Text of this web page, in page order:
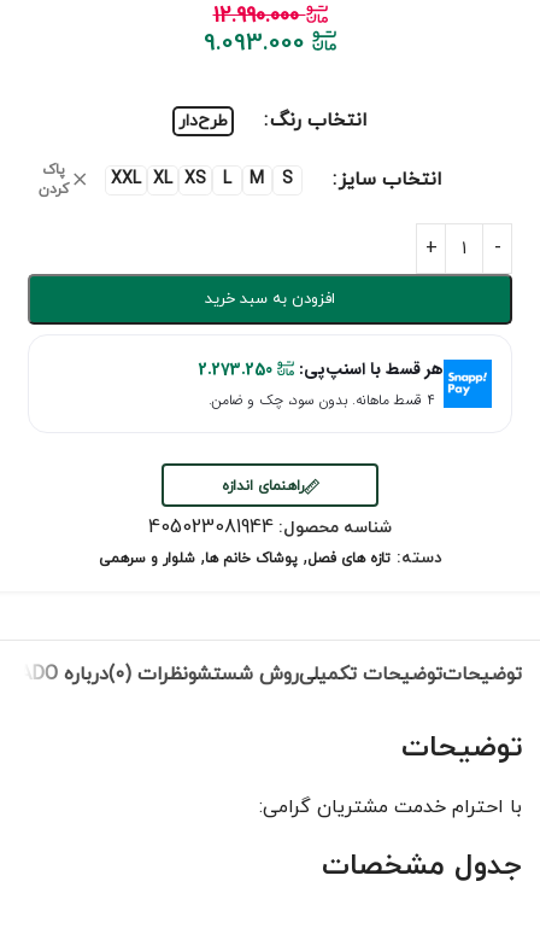
12.990.000
9.093.000
انتخاب رنگ طرح‌دار
انتخاب سایز S
M
L
XS
XL
XXL
پاک
کردن
افزودن به سبد خرید
هر قسط با اسنپ‌پی: 2.273.250
۴ قسط ماهانه. بدون سود، چک و ضامن.
راهنمای اندازه
شناسه محصول: 405023081944
دسته: تازه های فصل, پوشاک خانم ها, شلوار و سرهمی
توضیحاتتوضیحات تکمیلیروش شستشونظرات (0) درباره NEVADO
توضیحات
با احترام خدمت مشتریان گرامی:
جدول مشخصات